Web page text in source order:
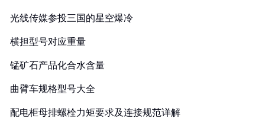
光线传媒参投三国的星空爆冷
横担型号对应重量
锰矿石产品化合水含量
曲臂车规格型号大全
配电柜母排螺栓力矩要求及连接规范详解